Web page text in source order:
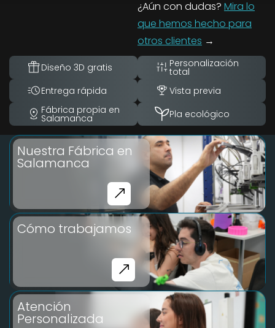
¿Aún con dudas? Mira lo
que hemos hecho para
otros clientes →
Diseño 3D gratis Personalización
total
Entrega rápida
Vista previa
Fábrica propia en
Salamanca Pla ecológico
Nuestra Fábrica en
Salamanca
Cómo trabajamos
Atención
Personalizada